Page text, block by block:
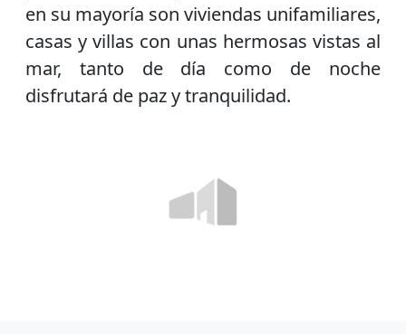
en su mayoría son viviendas unifamiliares,
casas y villas con unas hermosas vistas al
mar, tanto de día como de noche
disfrutará de paz y tranquilidad.